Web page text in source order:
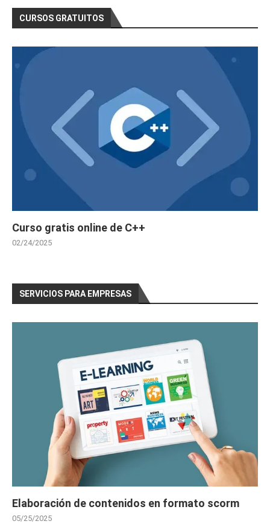
CURSOS GRATUITOS
Curso gratis online de C++
02/24/2025
SERVICIOS PARA EMPRESAS
Elaboración de contenidos en formato scorm
05/25/2025